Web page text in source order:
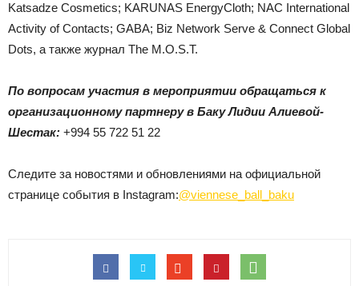
Katsadze Cosmetics; KARUNAS EnergyCloth; NAC International
Activity of Contacts; GABA; Biz Network Serve & Connect Global
Dots, а также журнал The M.O.S.T.
По вопросам участия в мероприятии обращаться к
организационному партнеру в Баку Лидии Алиевой-
Шестак: +994 55 722 51 22
Следите за новостями и обновлениями на официальной
странице события в Instagram:@viennese_ball_baku